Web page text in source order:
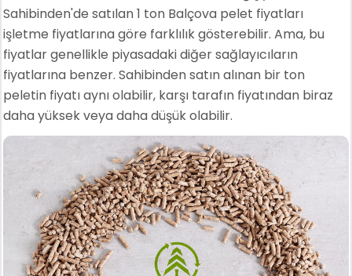
Sahibinden'de satılan 1 ton Balçova pelet fiyatları
işletme fiyatlarına göre farklılık gösterebilir. Ama, bu
fiyatlar genellikle piyasadaki diğer sağlayıcıların
fiyatlarına benzer. Sahibinden satın alınan bir ton
peletin fiyatı aynı olabilir, karşı tarafın fiyatından biraz
daha yüksek veya daha düşük olabilir.